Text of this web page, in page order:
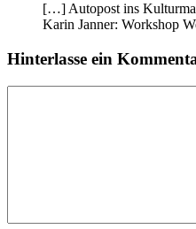
[…] Autopost ins
Karin Janner: Workshop
Hinterlasse ein